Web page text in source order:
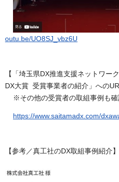
outu.be/UO8SJ_vbz6U
【「埼玉県DX推進支援ネットワー
DX大賞 受賞事業者の紹介」への
※その他の受賞者の取組事例も確
https://www.saitamadx.com/
【参考／真工社のDX取組事例紹介】